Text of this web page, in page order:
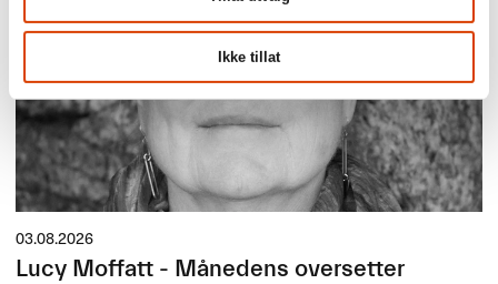
Ikke tillat
03.08.2026
Lucy Moffatt - Månedens oversetter